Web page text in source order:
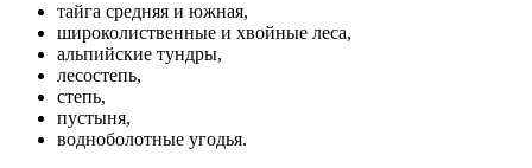
тайга средняя и южная,
широколиственные и хвойные леса,
альпийские тундры,
лесостепь,
степь,
пустыня,
водноболотные угодья.